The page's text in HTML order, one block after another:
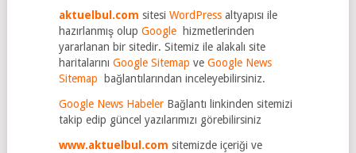
aktuelbul.com sitesi WordPressaltyapısı ile
hazırlanmış olup Googlehizmetlerinden
yararlanan bir sitedir. Sitemiz ile alakalı site
haritalarını Google Sitemap ve Google News
Sitemap
bağlantılarından inceleyebilirsiniz.
Google News Habeler Bağlantı linkinden sitemizi
takip edip güncel yazılarımızı görebilirsiniz
www.aktuelbul.com sitemizde içeriği ve